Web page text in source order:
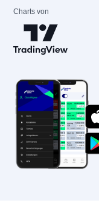
Charts von